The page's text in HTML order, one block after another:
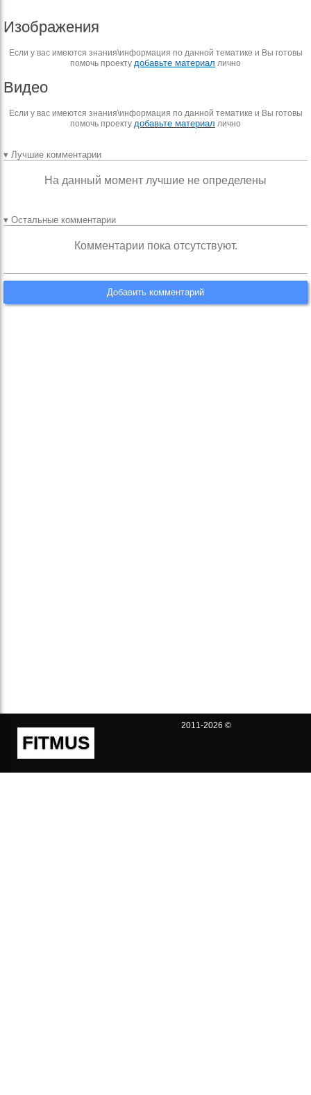
Изображения
Если у вас имеются знания\информация по данной тематике и Вы готовы
помочь проекту добавьте материал лично
Видео
Если у вас имеются знания\информация по данной тематике и Вы готовы
помочь проекту добавьте материал лично
▾ Лучшие комментарии
На данный момент лучшие не определены
▾ Остальные комментарии
Комментарии пока отсутствуют.
Добавить комментарий
FITMUS
2011-2026 ©